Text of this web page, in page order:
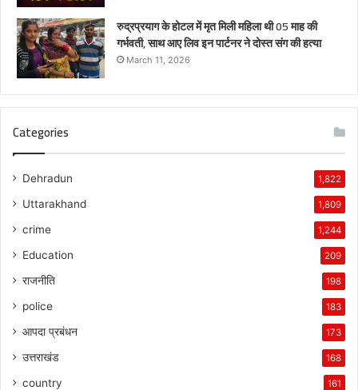
रुद्रप्रयाग के होटल में मृत मिली महिला थी 05 माह की
गर्भवती, साथ आए लिव इन पार्टनर ने दोस्त संग की हत्या
March 11, 2026
Categories
Dehradun 1,822
Uttarakhand 1,809
crime 1,244
Education 209
राजनीति 198
police 183
आपदा प्रबंधन 173
उत्तराखंड 168
country 161